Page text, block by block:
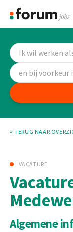
« TERUG NAAR
VACATURE
Algemene